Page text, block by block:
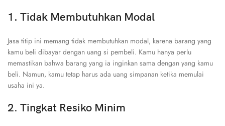
1. Tidak Membutuhkan Modal
Jasa titip ini memang tidak membutuhkan modal, karena barang yang
kamu beli dibayar dengan uang si pembeli. Kamu hanya perlu
memastikan bahwa barang yang ia inginkan sama dengan yang kamu
beli. Namun, kamu tetap harus ada uang simpanan ketika memulai
usaha ini ya.
2. Tingkat Resiko Minim